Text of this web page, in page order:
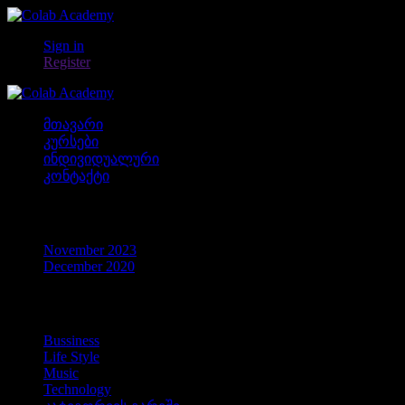
Sign in
Register
მთავარი
კურსები
ინდივიდუალური
კონტაქტი
November 2023
December 2020
Bussiness
Life Style
Music
Technology